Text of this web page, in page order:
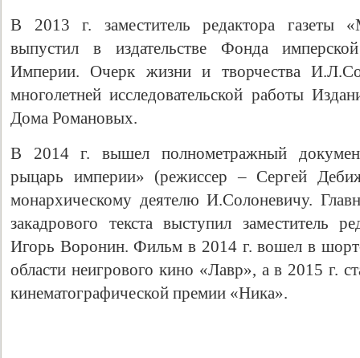
В 2013 г. заместитель редактора газеты
выпустил в издательстве Фонда
Империи. Очерк жизни и творчества
многолетней исследовательской работы
Дома Романовых.
В 2014 г. вышел полнометражный
рыцарь империи» (режиссер – Сергей
монархическому деятелю И.Солоневичу.
закадрового текста выступил заместитель
Игорь Воронин. Фильм в 2014 г. вошел в
области неигрового кино «Лавр», а в 2015 г.
кинематографической премии «Ника».